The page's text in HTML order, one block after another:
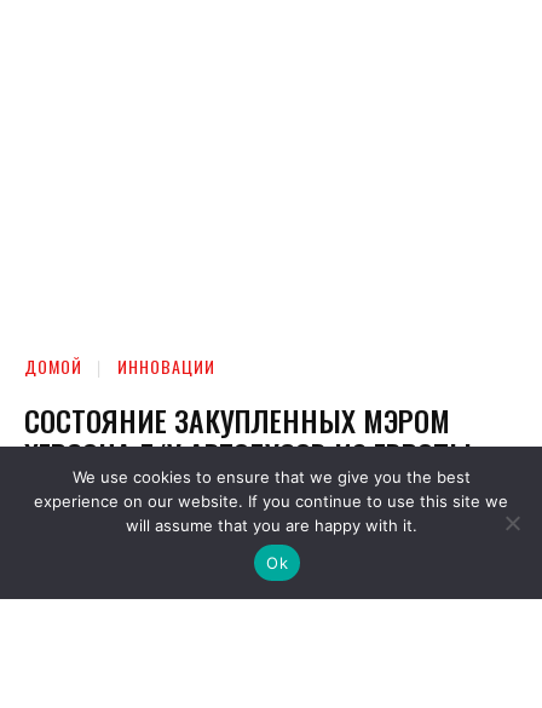
We use cookies to ensure that we give you the best
experience on our website. If you continue to use this site we
will assume that you are happy with it.
Ok